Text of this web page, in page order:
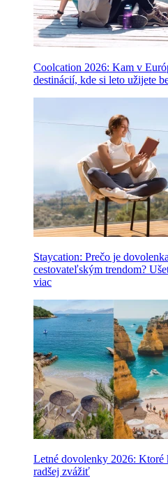
Coolcation 2026: Kam v
destinácií, kde si leto užijete
Staycation: Prečo je
cestovateľským trendom?
viac
Letné dovolenky 2026: Ktoré
radšej zvážiť